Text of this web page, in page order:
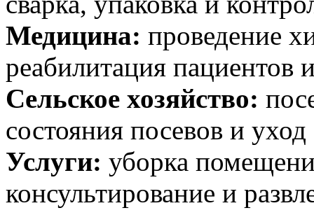
Медицина: проведение
реабилитация пациентов
Сельское хозяйство:
состояния посевов и
Услуги: уборка
консультирование и